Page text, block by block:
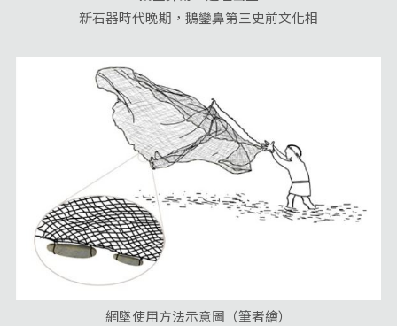
新石器時代晚期，鵝鑾鼻第三史前文化相
網墜使用方法示意圖（筆者繪）